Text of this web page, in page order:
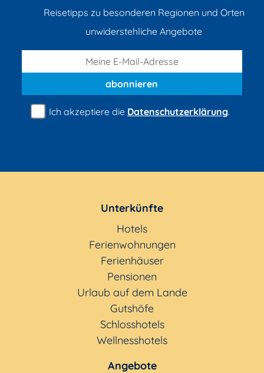
Reisetipps zu besonderen Regionen und Orten
unwiderstehliche Angebote
abonnieren
Ich akzeptiere die Datenschutzerklärung.
Unterkünfte
Hotels
Ferienwohnungen
Ferienhäuser
Pensionen
Urlaub auf dem Lande
Gutshöfe
Schlosshotels
Wellnesshotels
Angebote